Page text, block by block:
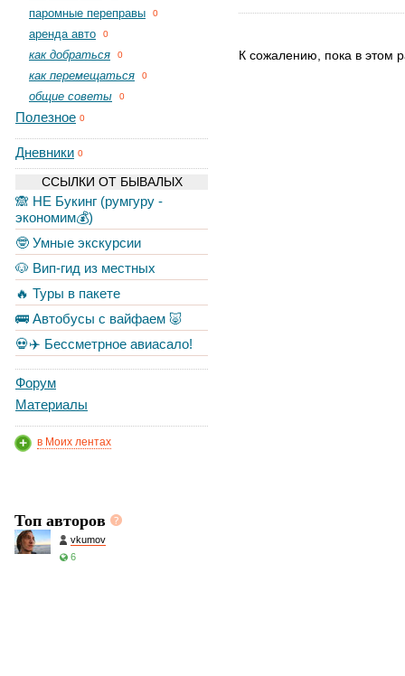
паромные переправы 0
аренда авто 0
как добраться 0
как перемещаться 0
общие советы 0
Полезное 0
Дневники 0
ССЫЛКИ ОТ БЫВАЛЫХ
🙈 НЕ Букинг (румгуру -
экономим💰)
🤓 Умные экскурсии
🐶 Вип-гид из местных
🔥 Туры в пакете
🚌 Автобусы с вайфаем 🐷
💀✈️ Бессметрное авиасало!
Форум
Материалы
в Моих лентах
Топ авторов
vkumov
6
К сожалению, пока в этом